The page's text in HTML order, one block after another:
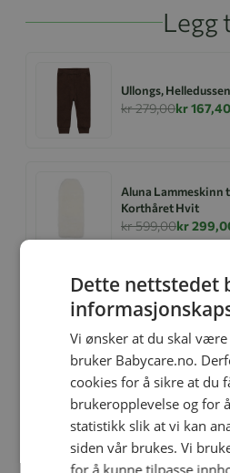
Legg
Ullongs,
kr 279,00kr 167,40
Aluna Lammeskinn
Korthåret Hvit
kr 599,00kr
Lekematte, 4ME,
Edition
kr 369,00kr
Lekematte, 4ME,
kr 299,00 kr
Dette nettstedet
Vi ønsker at du skal
bruker Babycare.no.
cookies for å sikre at du
brukeropplevelse og for
statistikk slik at vi kan
siden vår brukes. Vi
for å kunne tilpasse